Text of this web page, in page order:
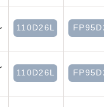
110D26L
110D26L